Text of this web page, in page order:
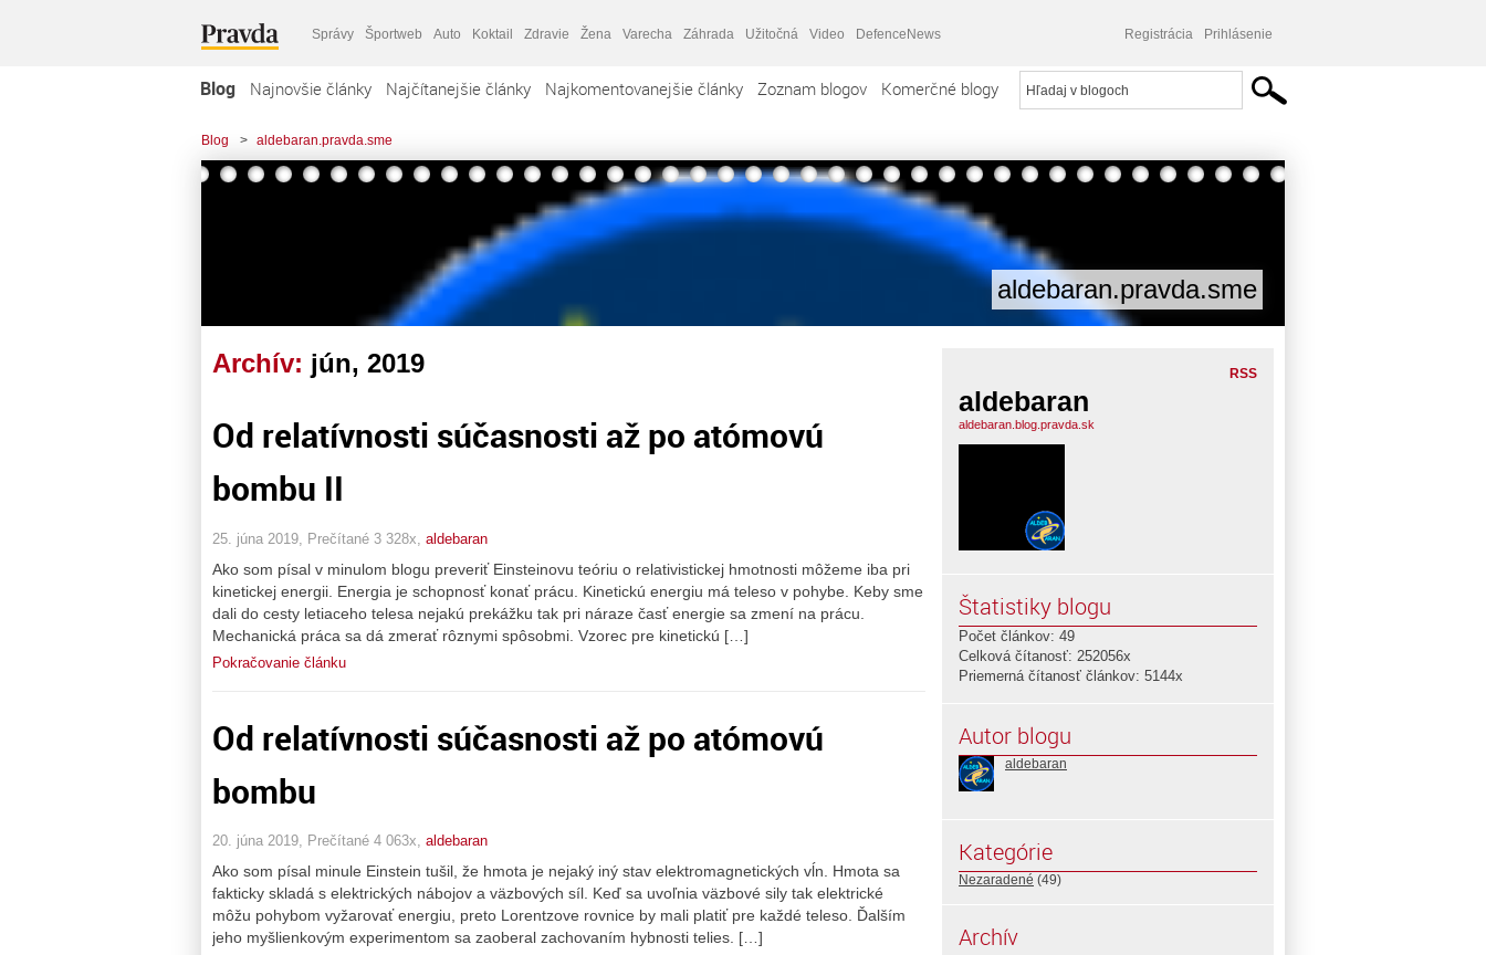
Správy Športweb Auto Koktail Zdravie Žena Varecha Záhrada Užitočná Video DefenceNews Registrácia Prihlásenie
Blog Najnovšie články Najčítanejšie články Najkomentovanejšie články Zoznam blogov Komerčné blogy
Blog > aldebaran.pravda.sme
aldebaran.pravda.sme
Archív: jún, 2019
Od relatívnosti súčasnosti až po atómovú
bombu II
25. júna 2019, Prečítané 3 328x, aldebaran
Ako som písal v minulom blogu preveriť Einsteinovu teóriu o relativistickej hmotnosti môžeme iba pri
kinetickej energii. Energia je schopnosť konať prácu. Kinetickú energiu má teleso v pohybe. Keby sme
dali do cesty letiaceho telesa nejakú prekážku tak pri náraze časť energie sa zmení na prácu.
Mechanická práca sa dá zmerať rôznymi spôsobmi. Vzorec pre kinetickú […]
Pokračovanie článku
Od relatívnosti súčasnosti až po atómovú
bombu
20. júna 2019, Prečítané 4 063x, aldebaran
Ako som písal minule Einstein tušil, že hmota je nejaký iný stav elektromagnetických vĺn. Hmota sa
fakticky skladá s elektrických nábojov a väzbových síl. Keď sa uvoľnia väzbové sily tak elektrické
môžu pohybom vyžarovať energiu, preto Lorentzove rovnice by mali platiť pre každé teleso. Ďalším
jeho myšlienkovým experimentom sa zaoberal zachovaním hybnosti telies. […]
RSS
aldebaran
aldebaran.blog.pravda.sk
Štatistiky blogu
Počet článkov: 49
Celková čítanosť: 252056x
Priemerná čítanosť článkov: 5144x
Autor blogu
aldebaran
Kategórie
Nezaradené (49)
Archív